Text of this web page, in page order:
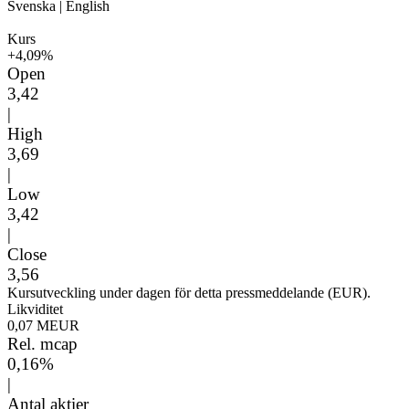
Svenska | English
Kurs
+4,09%
Open
3,42
|
High
3,69
|
Low
3,42
|
Close
3,56
Kursutveckling under dagen för detta pressmeddelande (EUR).
Likviditet
0,07 MEUR
Rel. mcap
0,16%
|
Antal aktier